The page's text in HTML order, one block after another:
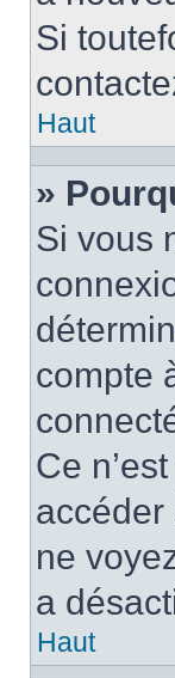
Si
Haut
»
Si vous
compte
Ce
accéder
ne
a
Haut